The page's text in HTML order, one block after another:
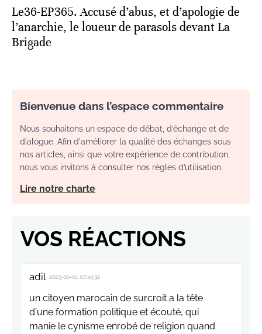
Le36-EP365. Accusé d’abus, et d’apologie de
l’anarchie, le loueur de parasols devant La
Brigade
Bienvenue dans l’espace commentaire
Nous souhaitons un espace de débat, d’échange et de
dialogue. Afin d'améliorer la qualité des échanges sous
nos articles, ainsi que votre expérience de contribution,
nous vous invitons à consulter nos règles d’utilisation.
Lire notre charte
VOS RÉACTIONS
adil 2023-10-01 07:44:32
un citoyen marocain de surcroit a la tête
d'une formation politique et écouté, qui
manie le cynisme enrobé de religion quand